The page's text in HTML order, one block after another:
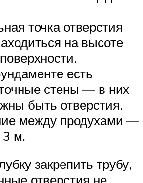
точка отверстия
на высоте
есть
стены — в них
быть отверстия.
между продухами —
3 м.
закрепить трубу,
отверстия не